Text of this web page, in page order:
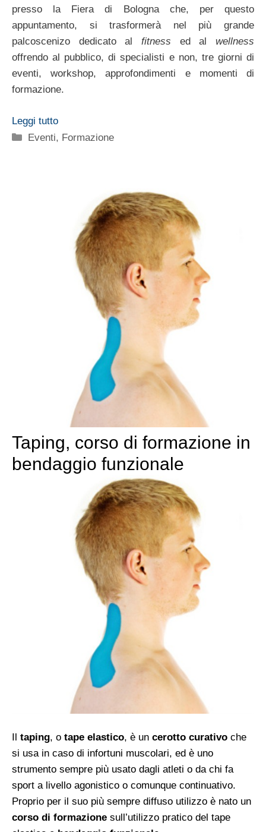
presso la Fiera di Bologna che, per questo
appuntamento, si trasformerà nel più grande
palcoscenizo dedicato al fitness ed al
wellness
offrendo al pubblico, di specialisti e non, tre giorni di
eventi, workshop, approfondimenti e momenti di
formazione.
Leggi tutto
Categorie
Eventi, Formazione
Taping, corso di formazione in
bendaggio funzionale
Il taping, o tape elastico, è un cerotto curativo che
si usa in caso di infortuni muscolari, ed è uno
strumento sempre più usato dagli atleti o da chi fa
sport a livello agonistico o comunque continuativo.
Proprio per il suo più sempre diffuso utilizzo è nato un
corso di formazione sull’utilizzo pratico del tape